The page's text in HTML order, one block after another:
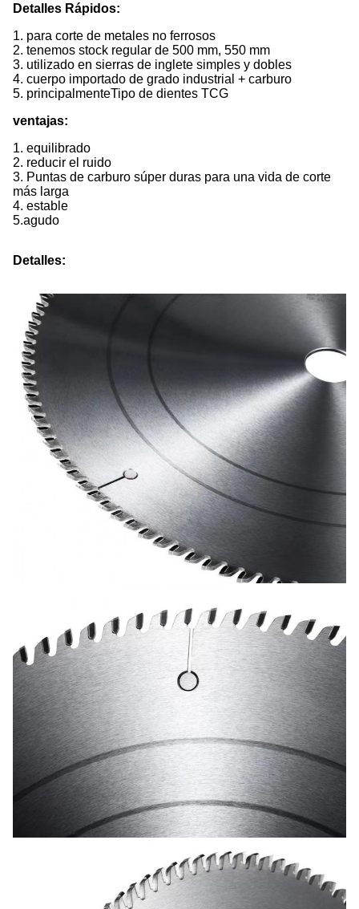
Detalles Rápidos:
1. para corte de metales no ferrosos
2. tenemos stock regular de 500 mm, 550 mm
3. utilizado en sierras de inglete simples y dobles
4. cuerpo importado de grado industrial + carburo
5. principalmenteTipo de dientes TCG
ventajas:
1. equilibrado
2. reducir el ruido
3. Puntas de carburo súper duras para una vida de corte
más larga
4. estable
5.agudo
Detalles: